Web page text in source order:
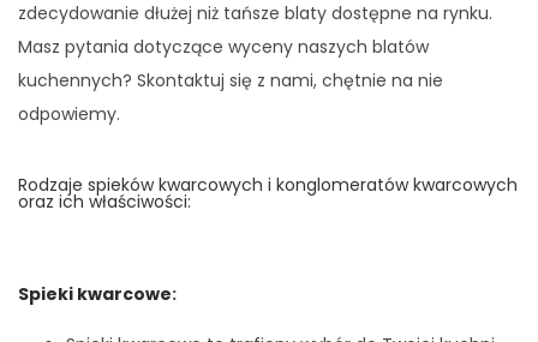
zdecydowanie dłużej niż tańsze blaty dostępne na rynku.
Masz pytania dotyczące wyceny naszych blatów
kuchennych? Skontaktuj się z nami, chętnie na nie
odpowiemy.
Rodzaje spieków kwarcowych i konglomeratów kwarcowych
oraz ich właściwości:
Spieki kwarcowe: